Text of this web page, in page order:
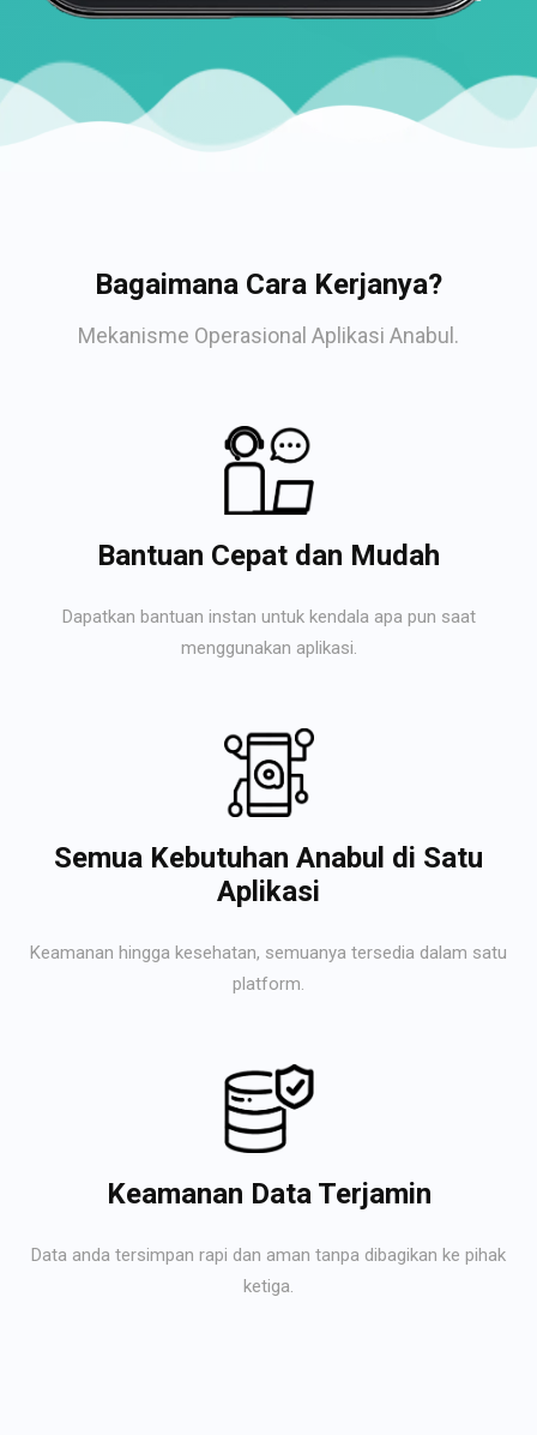
Bagaimana Cara Kerjanya?
Mekanisme Operasional Aplikasi Anabul.
Bantuan Cepat dan Mudah
Dapatkan bantuan instan untuk kendala apa pun saat
menggunakan aplikasi.
Semua Kebutuhan Anabul di Satu
Aplikasi
Keamanan hingga kesehatan, semuanya tersedia dalam satu
platform.
Keamanan Data Terjamin
Data anda tersimpan rapi dan aman tanpa dibagikan ke pihak
ketiga.